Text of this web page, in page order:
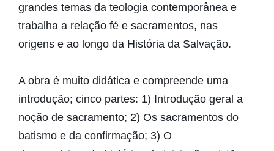
grandes temas da teologia contemporânea e
trabalha a relação fé e sacramentos, nas
origens e ao longo da História da Salvação.
A obra é muito didática e compreende uma
introdução; cinco partes: 1) Introdução geral a
noção de sacramento; 2) Os sacramentos do
batismo e da confirmação; 3) O